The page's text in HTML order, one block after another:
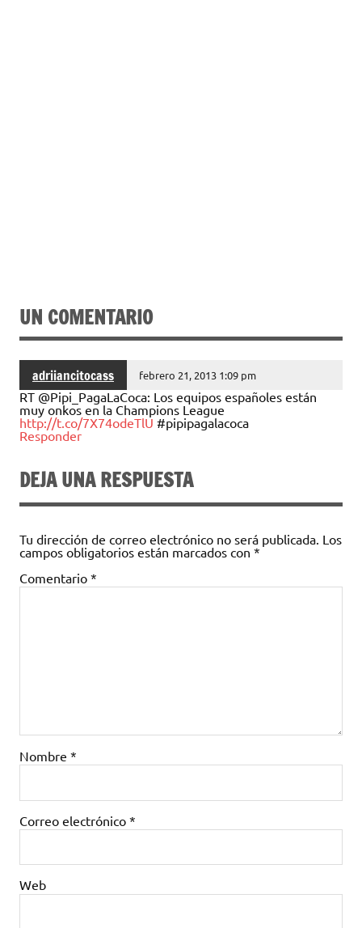
UN COMENTARIO
adriiancitocass febrero 21, 2013 1:09 pm
RT @Pipi_PagaLaCoca: Los equipos españoles están
muy onkos en la Champions League
http://t.co/7X74odeTlU #pipipagalacoca
Responder
DEJA UNA RESPUESTA
Tu dirección de correo electrónico no será publicada. Los
campos obligatorios están marcados con *
Comentario *
Nombre *
Correo electrónico *
Web